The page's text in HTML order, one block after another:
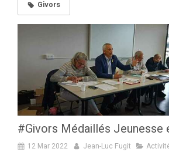
Givors
#Givors Médaillés Jeunesse
12 Mar 2022 Jean-Luc Fugit